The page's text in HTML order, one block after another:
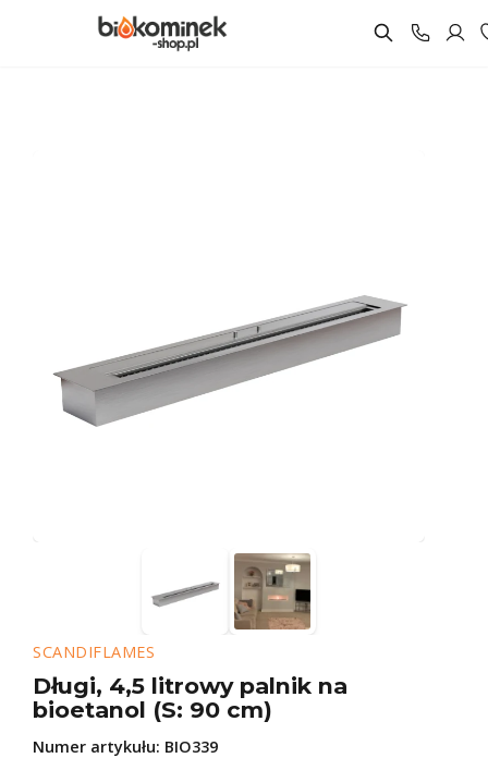
SCANDIFLAMES
Długi, 4,5 litrowy palnik na
bioetanol (S: 90 cm)
Numer artykułu: BIO339